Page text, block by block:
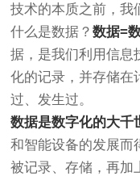
技术的本质之前，我
什么是数据？数据=
据，是我们利用信息
化的记录，并存储在
过、发生过。
数据是数字化的大千
和智能设备的发展而
被记录、存储，再加